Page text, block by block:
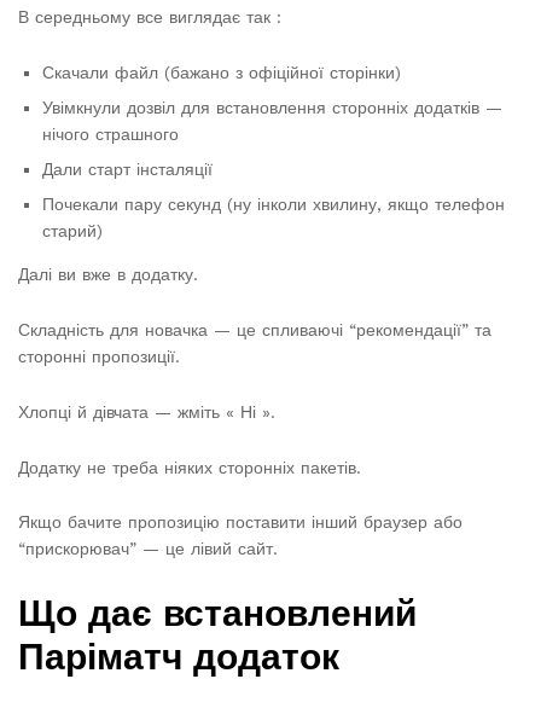
В середньому все виглядає так :
Скачали файл (бажано з офіційної сторінки)
Увімкнули дозвіл для встановлення сторонніх додатків —
нічого страшного
Дали старт інсталяції
Почекали пару секунд (ну інколи хвилину, якщо телефон
старий)
Далі ви вже в додатку.
Складність для новачка — це спливаючі “рекомендації” та
сторонні пропозиції.
Хлопці й дівчата — жміть « Ні ».
Додатку не треба ніяких сторонніх пакетів.
Якщо бачите пропозицію поставити інший браузер або
“прискорювач” — це лівий сайт.
Що дає встановлений
Паріматч додаток